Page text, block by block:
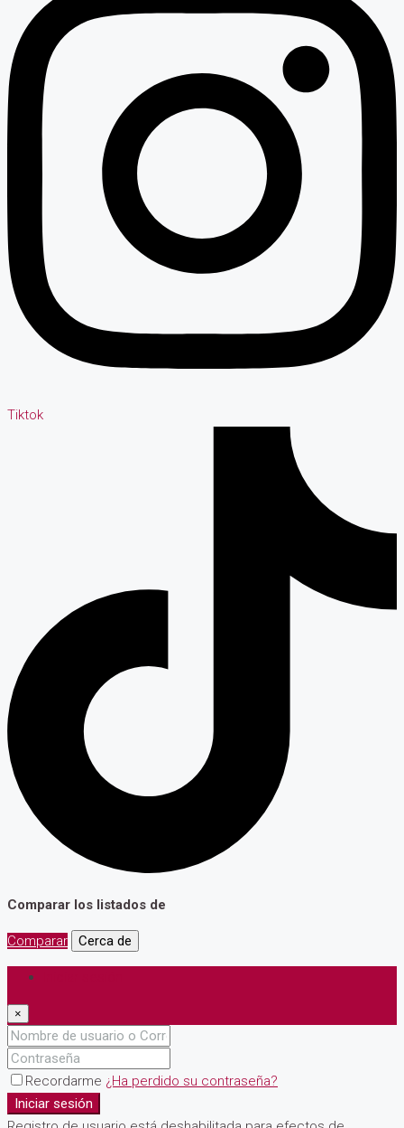
Tiktok
Comparar los listados de
Comparar Cerca de
×
Recordarme ¿Ha perdido su contraseña?
Iniciar sesión